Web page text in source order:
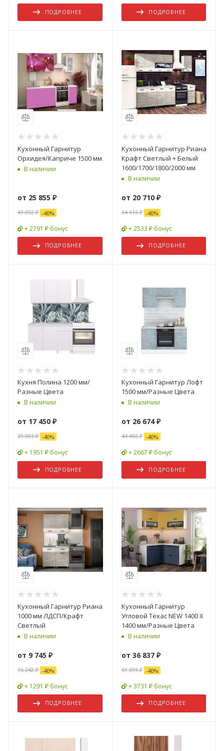
ПОДРОБНЕЕ ПОДРОБНЕЕ
Кухонный Гарнитур
Орхидея/Каприче 1500 мм
В наличии
от 25 855 ₽
43 092 ₽ -40%
+ 2791 ₽ бонус
ПОДРОБНЕЕ
Кухонный Гарнитур Риана
Крафт Светлый + Белый
1600/1700/1800/2000 мм
В наличии
от 20 710 ₽
34 516 ₽ -40%
+ 2533 ₽ бонус
ПОДРОБНЕЕ
Кухня Полина 1200 мм/
Разные Цвета
В наличии
от 17 450 ₽
29 083 ₽ -40%
+ 1951 ₽ бонус
ПОДРОБНЕЕ
Кухонный Гарнитур Лофт
1500 мм/Разные Цвета
В наличии
от 26 674 ₽
44 456 ₽ -40%
+ 2667 ₽ бонус
ПОДРОБНЕЕ
Кухонный Гарнитур Риана
1000 мм ЛДСП/Крафт
Светлый
В наличии
от 9 745 ₽
16 242 ₽ -40%
+ 1291 ₽ бонус
ПОДРОБНЕЕ
Кухонный Гарнитур
Угловой Техас NEW 1400 Х
1400 мм/Разные Цвета
В наличии
от 36 837 ₽
61 395 ₽ -40%
+ 3731 ₽ бонус
ПОДРОБНЕЕ